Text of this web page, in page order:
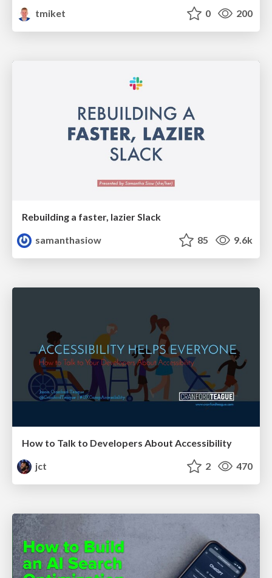
tmiket 0 200
Rebuilding a faster, lazier Slack
samanthasiow
85 9.6k
How to Talk to Developers About Accessibility
jct
2 470